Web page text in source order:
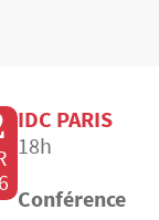
IDC PARIS
18h
Conférence